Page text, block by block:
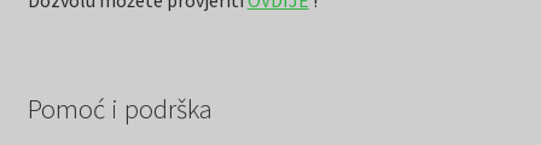
Pomoć i podrška